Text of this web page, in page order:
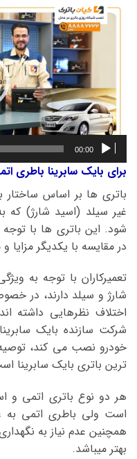
00:00
برای بایک سابرینا باطری
باتری ها بر اساس
غیر سیلد (اسید شارژ) که
شود. این باتری ها با
در مقایسه با یکدیگر مزایا
تعمیرکاران با توجه به
شارژ و سیلد دارند، در
اختلاف نظرهایی داشته
شرکت سازنده بایک
خودرو نصب می کند،
ترین باتری بایک سابرینا
هر دو نوع باتری اتمی و
است ولی باطری اتمی به
همچنین عدم نیاز به
بهتر میباشد.